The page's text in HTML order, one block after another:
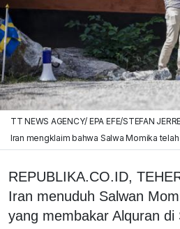
TT NEWS AGENCY/ EPA EFE/STEFAN
Iran mengklaim bahwa Salwa Momika
REPUBLIKA.CO.ID,
Iran menuduh Salwan
yang membakar Alquran di